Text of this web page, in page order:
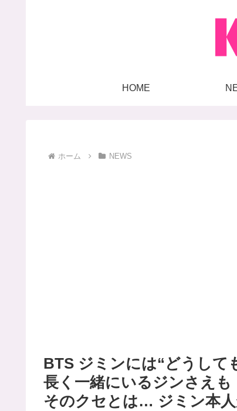
HOME
ホーム NEWS
BTS ジミンには“どうして
長く一緒にいるジンさえも
そのクセとは… ジミン本